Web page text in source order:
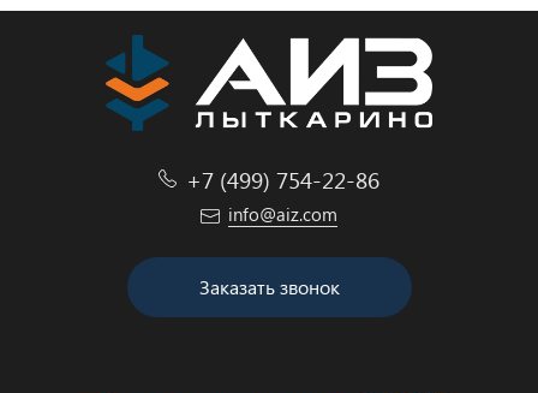
+7 (499) 754-22-86
info@aiz.com
Заказать звонок